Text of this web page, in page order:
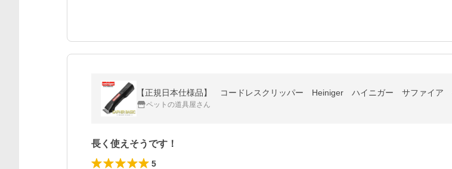
【正規日本仕様品】 コードレスクリッパー Heiniger ハイニガー サファイア
ペットの道具屋さん
長く使えそうです！
5